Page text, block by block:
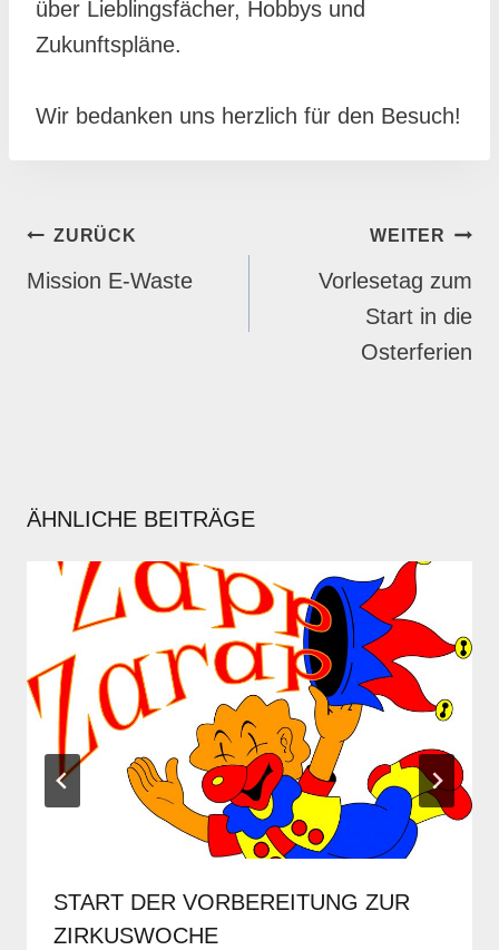
über Lieblingsfächer, Hobbys und
Zukunftspläne.
Wir bedanken uns herzlich für den Besuch!
BEITRAGSNAVIGATION
ZURÜCK
Mission E-Waste
WEITER
Vorlesetag zum
Start in die
Osterferien
ÄHNLICHE BEITRÄGE
START DER VORBEREITUNG ZUR
ZIRKUSWOCHE